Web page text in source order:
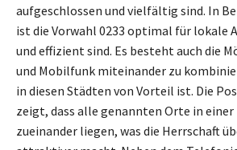
aufgeschlossen und vielfältig sind. In
ist die Vorwahl 0233 optimal für lokale
und effizient sind. Es besteht auch die
und Mobilfunk miteinander zu
in diesen Städten von Vorteil ist. Die
zeigt, dass alle genannten Orte in
zueinander liegen, was die Herrschaft